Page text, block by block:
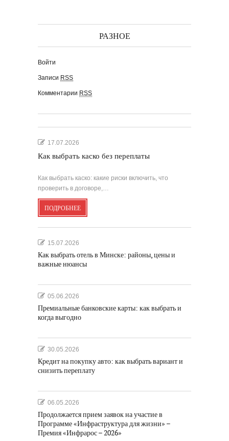
РАЗНОЕ
Войти
Записи RSS
Комментарии RSS
17.07.2026
Как выбрать каско без переплаты
Как выбрать каско: какие риски включить, что
проверить в договоре,…
ПОДРОБНЕЕ
15.07.2026
Как выбрать отель в Минске: районы, цены и
важные нюансы
05.06.2026
Премиальные банковские карты: как выбрать и
когда выгодно
30.05.2026
Кредит на покупку авто: как выбрать вариант и
снизить переплату
06.05.2026
Продолжается прием заявок на участие в
Программе «Инфраструктура для жизни» –
Премия «Инфрарос – 2026»